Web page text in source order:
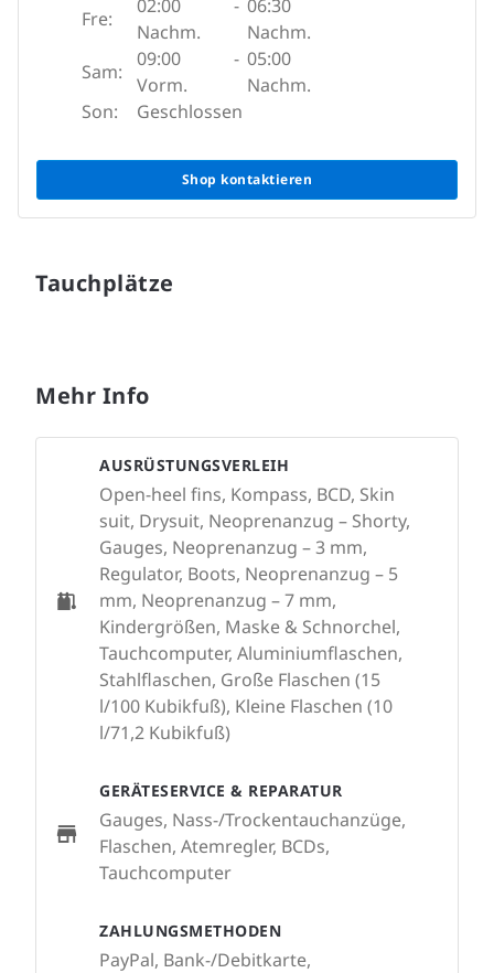
Fre:
02:00
Nachm.
- 06:30
Nachm.
Sam:
09:00
Vorm.
- 05:00
Nachm.
Son:
Geschlossen
Shop kontaktieren
Tauchplätze
Mehr Info
AUSRÜSTUNGSVERLEIH
Open-heel fins, Kompass, BCD, Skin
suit, Drysuit, Neoprenanzug – Shorty,
Gauges, Neoprenanzug – 3 mm,
Regulator, Boots, Neoprenanzug – 5
mm, Neoprenanzug – 7 mm,
Kindergrößen, Maske & Schnorchel,
Tauchcomputer, Aluminiumflaschen,
Stahlflaschen, Große Flaschen (15
l/100 Kubikfuß), Kleine Flaschen (10
l/71,2 Kubikfuß)
GERÄTESERVICE & REPARATUR
Gauges, Nass-/Trockentauchanzüge,
Flaschen, Atemregler, BCDs,
Tauchcomputer
ZAHLUNGSMETHODEN
PayPal, Bank-/Debitkarte,